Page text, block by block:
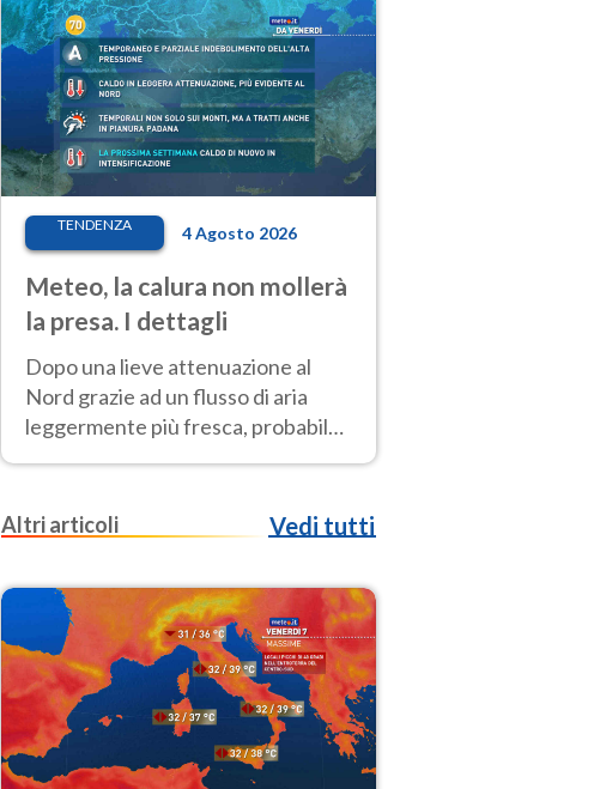
Ferragosto
TENDENZA 4 Agosto 2026
Meteo, la calura non mollerà
la presa. I dettagli
Dopo una lieve attenuazione al
Nord grazie ad un flusso di aria
leggermente più fresca, probabile
nuovo rinforzo dell’anticiclone
Altri articoli
Vedi tutti